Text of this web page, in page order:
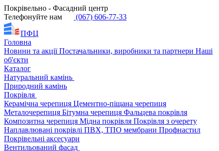
Покрівельно - Фасадний центр
Телефонуйте нам
(067) 606-77-33
ПФЦ
Головна
Новини та акціїПостачальники, виробники та партнери Наші
об'єкти
Каталог
Натуральний камінь
Природний камінь
Покрівля
Керамічна черепиця Цементно-піщана черепиця
Металочерепиця Бітумна черепиця Фальцева покрівля
Композитна черепиця Мідна покрівля Покрівля з очерету
Наплавлювані покрівлі ПВХ, ТПО мембрани Профнастил
Покрівельні аксесуари
Вентильований фасад